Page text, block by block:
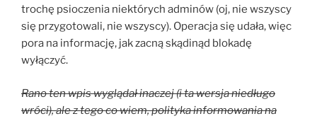
trochę psioczenia niektórych adminów (oj, nie wszyscy
się przygotowali, nie wszyscy). Operacja się udała, więc
pora na informację, jak zacną skądinąd blokadę
wyłączyć.
Rano ten wpis wyglądał inaczej (i ta wersja niedługo
wróci), ale z tego co wiem, polityka informowania na